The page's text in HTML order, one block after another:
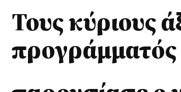
Τους κύριους
προγράμματός